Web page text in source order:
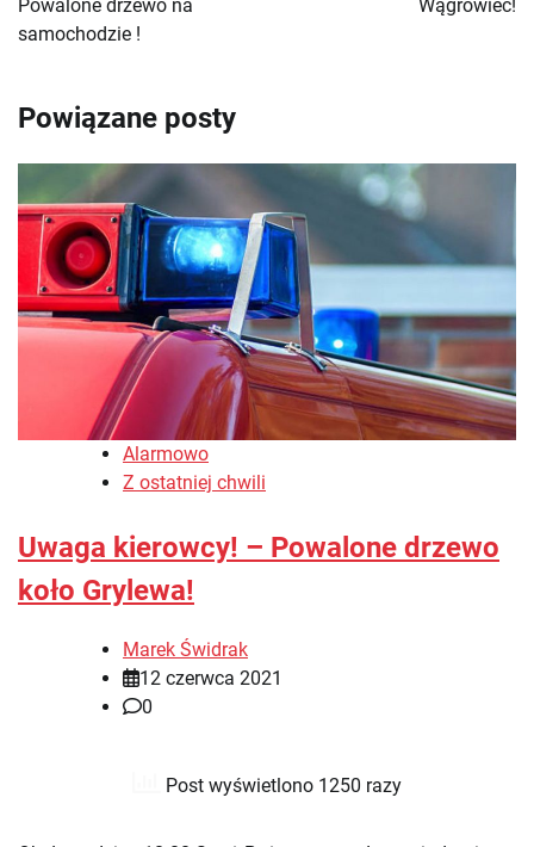
Powalone drzewo na
samochodzie !
Wągrowiec!
Powiązane posty
Alarmowo
Z ostatniej chwili
Uwaga kierowcy! – Powalone drzewo
koło Grylewa!
Marek Świdrak
12 czerwca 2021
0
Post wyświetlono 1250 razy